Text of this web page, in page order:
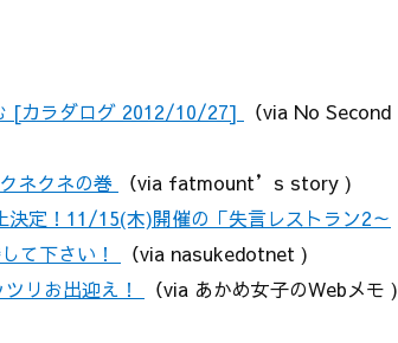
[カラダログ 2012/10/27]
（via No Second
ネクネの巻
（via fatmount’s story )
定！11/15(木)開催の「失言レストラン2～
て下さい！
（via nasukedotnet )
リお出迎え！
（via あかめ女子のWebメモ )